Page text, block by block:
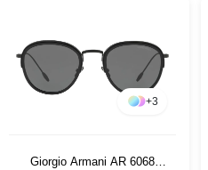
+3
Giorgio Armani AR 6068